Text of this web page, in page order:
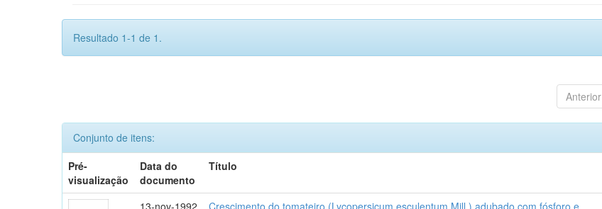
Resultado 1-1 de 1.
Anterior
Conjunto de itens:
Pré-
visualização
Data do
documento
Título
13-nov-1992
Crescimento do tomateiro (Lycopersicum esculentum Mill.) adubado com fósforo e